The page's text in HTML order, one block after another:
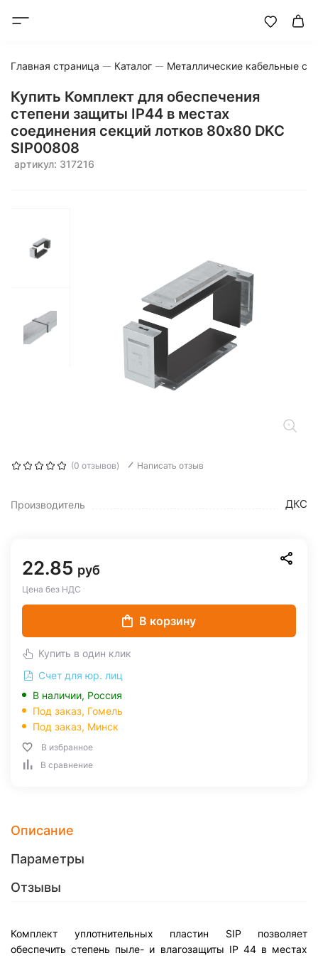
Главная страница Каталог Металлические кабельные
Купить Комплект для обеспечения
степени защиты IP44 в местах
соединения секций лотков 80х80 DKC
SIP00808
артикул: 317216
(0 отзывов) Написать отзыв
Производитель ДКС
22.85 руб
Цена без НДС
В корзину
Купить в один клик
Счет для юр. лиц
В наличии, Россия
Под заказ, Гомель
Под заказ, Минск
В избранное
В сравнение
Описание
Параметры
Отзывы
Комплект уплотнительных пластин SIP позволяет
обеспечить степень пыле- и влагозащиты IP 44 в местах